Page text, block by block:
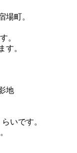
場町。
。
す。
地
いです。